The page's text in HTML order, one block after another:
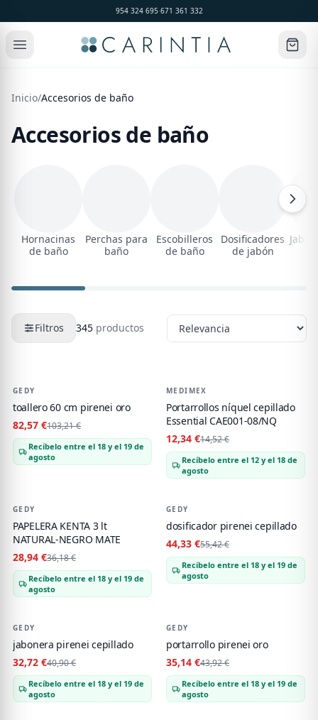
954 324 695·671 361 332
Inicio/Accesorios de baño
Accesorios de baño
Hornacinas
de baño
Perchas para
baño
Escobilleros
de baño
Dosificadores
de jabón
Filtros 345 productos
-20
GEDY
toallero 60 cm pirenei oro
82,57 €103,21 €
Recíbelo entre el 18 y el 19 de
agosto
15 %
MEDIMEX
Portarrollos níquel cepillado
Essential CAE001-08/NQ
12,34 €14,52 €
Recíbelo entre el 12 y el 18 de
agosto
-20
GEDY
PAPELERA KENTA 3 lt
NATURAL-NEGRO MATE
28,94 €36,18 €
Recíbelo entre el 18 y el 19 de
agosto
-20
GEDY
dosificador pirenei cepillado
44,33 €55,42 €
Recíbelo entre el 18 y el 19 de
agosto
-20
GEDY
jabonera pirenei cepillado
32,72 €40,90 €
Recíbelo entre el 18 y el 19 de
agosto
-20
GEDY
portarrollo pirenei oro
35,14 €43,92 €
Recíbelo entre el 18 y el 19 de
agosto